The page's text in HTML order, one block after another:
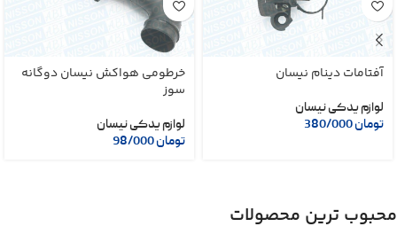
آفتامات دینام نیسان
لوازم یدکی نیسان
تومان
خرطومی هواکش نیسان دوگانه
سوز
لوازم یدکی نیسان
تومان
محبوب ترین محصولات